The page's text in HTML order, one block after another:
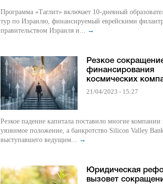
Программа «Таглит» включает 10-дневный
тур по Израилю, финансируемый еврейскими
правительством Израиля и... →
Резкое
финансирования
космических
21/04/2023 - 15:27
Резкое падение капитала поставило многие компании
уязвимое положение, а банкротство Silicon Valley
выступавшего ведущим... →
Юридическая
вызовет